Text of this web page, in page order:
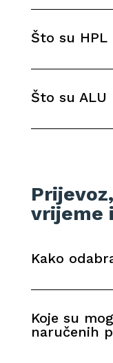
Što su HPL
Što su ALU
vrijeme
Kako
Koje su
naručenih